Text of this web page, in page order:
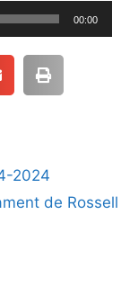
00:00
2024
de Rossell